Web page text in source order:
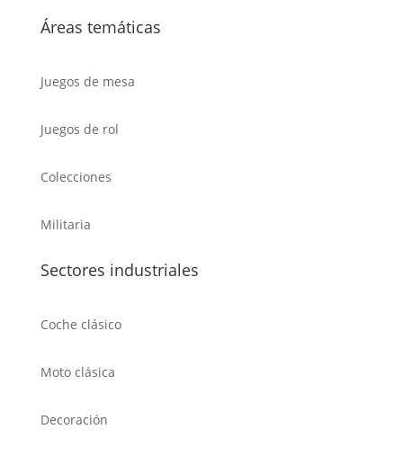
Áreas temáticas
Juegos de mesa
Juegos de rol
Colecciones
Militaria
Sectores industriales
Coche clásico
Moto clásica
Decoración